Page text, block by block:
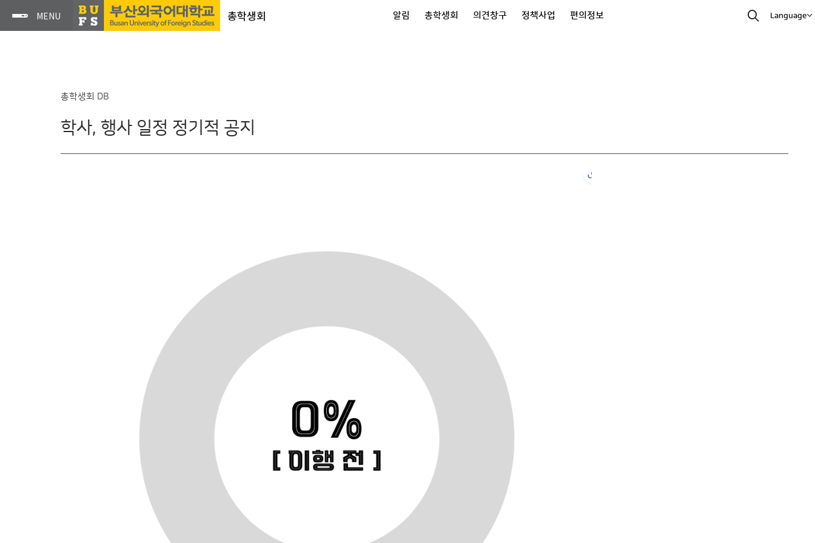
총학생회 알림 총학생회 의견창구 정책사업 편의정보 Language
총학생회 DB
학사, 행사 일정 정기적 공지